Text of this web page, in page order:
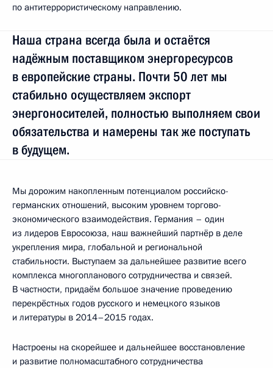
по антитеррористическому направлению.
Наша страна всегда была и остаётся
надёжным поставщиком энергоресурсов
в европейские страны. Почти 50 лет мы
стабильно осуществляем экспорт
энергоносителей, полностью выполняем свои
обязательства и намерены так же поступать
в будущем.
Мы дорожим накопленным потенциалом российско-
германских отношений, высоким уровнем торгово-
экономического взаимодействия. Германия – один
из лидеров Евросоюза, наш важнейший партнёр в деле
укрепления мира, глобальной и региональной
стабильности. Выступаем за дальнейшее развитие всего
комплекса многопланового сотрудничества и связей.
В частности, придаём большое значение проведению
перекрёстных годов русского и немецкого языков
и литературы в 2014–2015 годах.
Настроены на скорейшее и дальнейшее восстановление
и развитие полномасштабного сотрудничества